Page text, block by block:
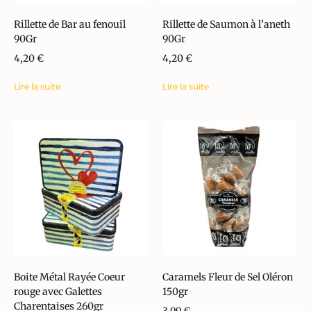
Rillette de Bar au fenouil
90Gr
4,20€
Lire la suite
Rillette de Saumon à l’aneth
90Gr
4,20€
Lire la suite
Boite Métal Rayée Coeur
rouge avec Galettes
Charentaises 260gr
Caramels Fleur de Sel Oléron
150gr